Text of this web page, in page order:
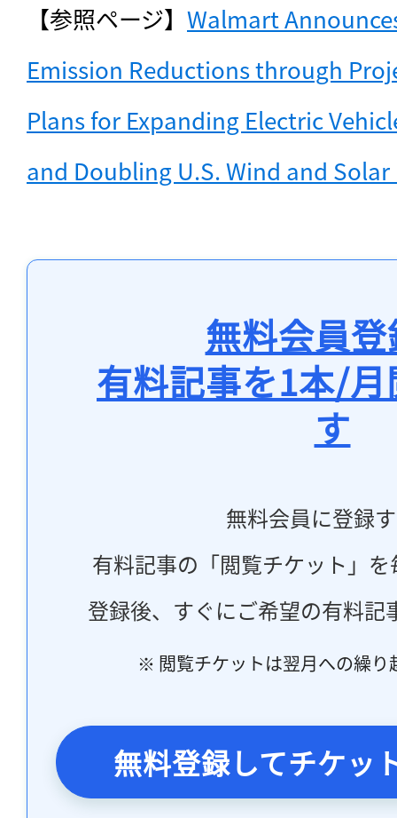
【参照ページ】 Walmart
Emission Reductions through
Plans for Expanding Electric
and Doubling U.S. Wind and Solar
無料会員
有料記事を1本/
す
無料会員に登録
有料記事の「閲覧チケット」
登録後、すぐにご希望の有料記
※ 閲覧チケットは翌月への繰り
無料登録してチケッ